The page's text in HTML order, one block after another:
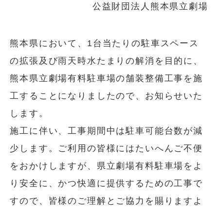
公益財団法人熊本県立劇場
熊本県において、1台当たりの駐車スペース
の拡張及び雨天時水たまりの解消を目的に、
熊本県立劇場有料駐車場の舗装整備工事を施
工することになりましたので、お知らせいた
します。
施工に伴い、工事期間中は駐車可能台数が減
少します。ご利用の皆様にはたいへんご不便
をおかけしますが、県立劇場有料駐車場をよ
り安全に、かつ快適に提供するための工事で
すので、皆様のご理解とご協力を賜りますよ